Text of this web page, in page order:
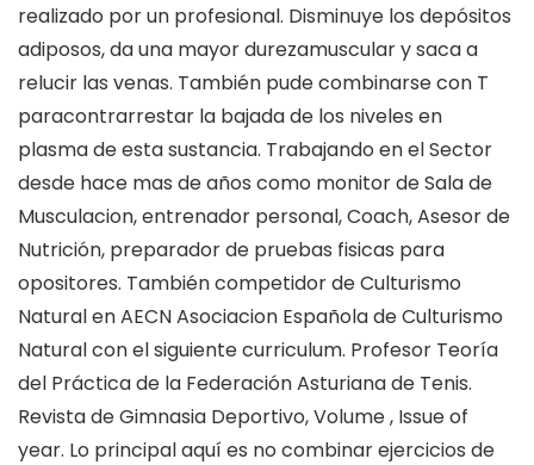
realizado por un profesional. Disminuye los depósitos
adiposos, da una mayor durezamuscular y saca a
relucir las venas. También pude combinarse con T
paracontrarrestar la bajada de los niveles en
plasma de esta sustancia. Trabajando en el Sector
desde hace mas de años como monitor de Sala de
Musculacion, entrenador personal, Coach, Asesor de
Nutrición, preparador de pruebas fisicas para
opositores. También competidor de Culturismo
Natural en AECN Asociacion Española de Culturismo
Natural con el siguiente curriculum. Profesor Teoría
del Práctica de la Federación Asturiana de Tenis.
Revista de Gimnasia Deportivo, Volume , Issue of
year. Lo principal aquí es no combinar ejercicios de